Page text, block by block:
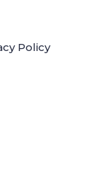
Policy